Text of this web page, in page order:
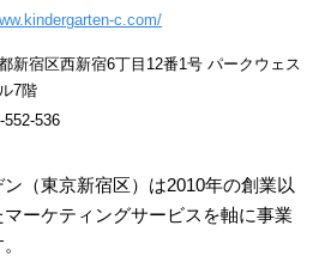
c.com/
新宿区西新宿6丁目12番1号 パークウェス
7階
552-536
（東京新宿区）は2010年の創業以
ーケティングサービスを軸に事業